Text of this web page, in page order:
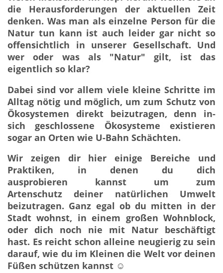
die Herausforderungen der aktuellen Zeit
denken. Was man als einzelne Person für die
Natur tun kann ist auch leider gar nicht so
offensichtlich in unserer Gesellschaft. Und
wer oder was als "Natur" gilt, ist das
eigentlich so klar?
Dabei sind vor allem viele kleine Schritte im
Alltag nötig und möglich, um zum Schutz von
Ökosystemen direkt beizutragen, denn in-
sich geschlossene Ökosysteme existieren
sogar an Orten wie U-Bahn Schächten.
Wir zeigen dir hier einige Bereiche und
Praktiken, in denen du dich
ausprobieren kannst um zum
Artenschutz deiner natürlichen Umwelt
beizutragen. Ganz egal ob du mitten in der
Stadt wohnst, in einem großen Wohnblock,
oder dich noch nie mit Natur beschäftigt
hast. Es reicht schon alleine neugierig zu sein
darauf, wie du im Kleinen die Welt vor deinen
Füßen schützen kannst ☺